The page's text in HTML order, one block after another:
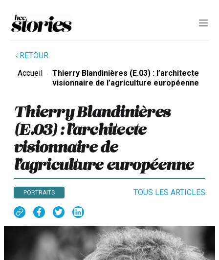
RETOUR
Accueil
Thierry Blandinières (E.03) : l’architecte
visionnaire de l’agriculture européenne
Thierry Blandinières
(E.03) : l’architecte
visionnaire de
l’agriculture européenne
PORTRAITS TOUS LES ARTICLES